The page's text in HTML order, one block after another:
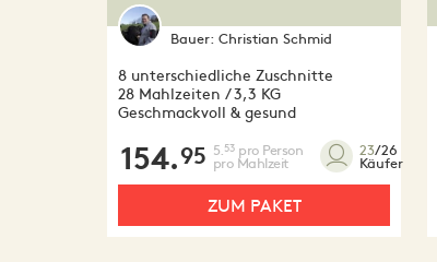
Bauer: Christian Schmid
8 unterschiedliche Zuschnitte
28 Mahlzeiten / 3,3 KG
Geschmackvoll & gesund
154.95 5. 53pro Person
pro Mahlzeit
23/26
Käufer
ZUM PAKET